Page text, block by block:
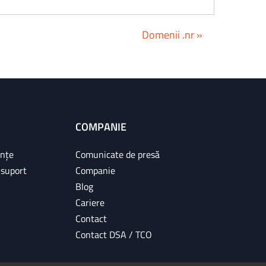
Domenii .nr »
COMPANIE
Comunicate de presă
Companie
Blog
Cariere
Contact
Contact DSA / TCO